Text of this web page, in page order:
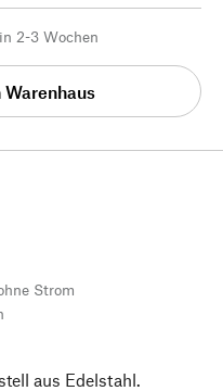
2-3 Wochen
Strom
aus Edelstahl.